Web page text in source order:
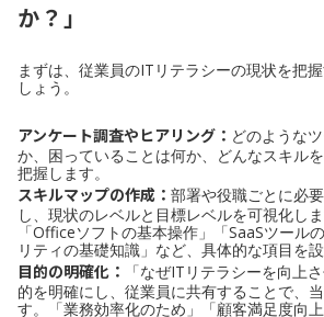
か？」
まずは、従業員のITリテラシーの現状を把
しょう。
アンケート調査やヒアリング： どのような
か、困っていることは何か、どんなスキル
把握します。
スキルマップの作成： 部署や役職ごとに必
し、現状のレベルと目標レベルを可視化しま
「Officeソフトの基本操作」「SaaSツール
リティの基礎知識」など、具体的な項目を設
目的の明確化：
「なぜITリテラシーを向上
的を明確にし、従業員に共有することで、
す。「業務効率化のため」「顧客満足度向